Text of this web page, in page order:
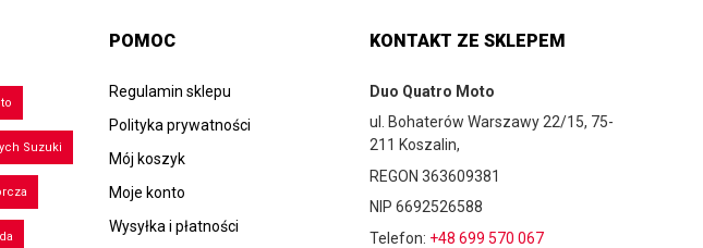
Suzuki
POMOC
Regulamin sklepu
Polityka prywatności
Mój koszyk
Moje konto
Wysyłka i płatności
KONTAKT ZE SKLEPEM
Duo Quatro Moto
ul. Bohaterów Warszawy 22/15, 75-
211 Koszalin,
REGON 363609381
NIP 6692526588
Telefon: +48 699 570 067